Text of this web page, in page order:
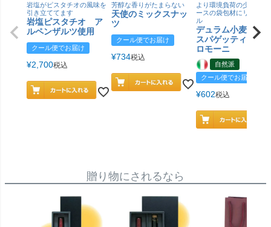
岩塩がピスタチオの風味を
引き立ててます
岩塩ピスタチオ ア
ルペンザルツ使用
クール便でお届け
¥2,700税込
芳醇な香りがたまらない
天使のミックスナッ
ツ
クール便でお届け
¥734税込
より環境負荷の少ない紙
ースの袋包材にリニュー
ル
デュラム小麦 有
スパゲッティ／ジ
ロモーニ
自然派
クール便でお届け
¥602税込
贈り物にされるなら